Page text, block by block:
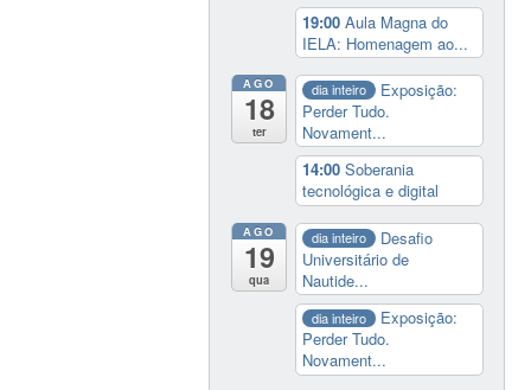
19:00Aula Magna do
IELA: Homenagem ao...
AGO
18
ter
dia inteiro
Exposição:
Perder Tudo.
Novament...
14:00Soberania
tecnológica e digital
AGO
19
qua
dia inteiro
Desafio
Universitário de
Nautide...
dia inteiro
Exposição:
Perder Tudo.
Novament...